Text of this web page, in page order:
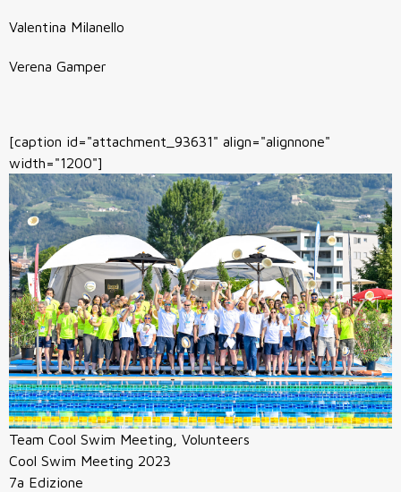
Valentina Milanello
Verena Gamper
[caption id="attachment_93631" align="alignnone"
width="1200"]
Team Cool Swim Meeting, Volunteers
Cool Swim Meeting 2023
7a Edizione